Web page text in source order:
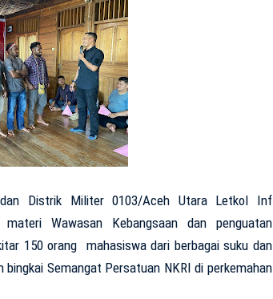
Distrik Militer 0103/Aceh Utara Letkol Inf
Wawasan Kebangsaan dan penguatan
150 orang mahasiswa dari berbagai suku dan
Semangat Persatuan NKRI di perkemahan